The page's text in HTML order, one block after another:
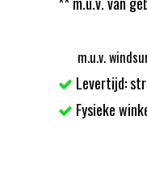
m.u.v.
Levertijd:
Fysieke